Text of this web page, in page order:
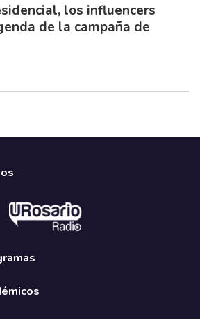
los influencers
de la campaña de